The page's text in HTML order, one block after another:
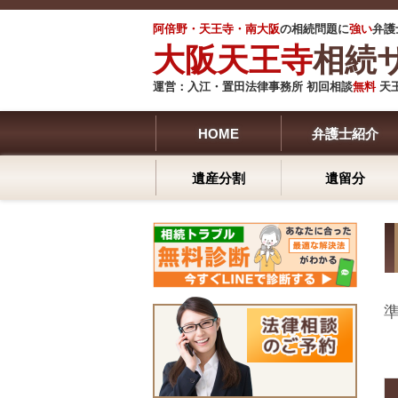
阿倍野・天王寺・南大阪の相続問題に強い弁護
大阪天王寺相続
運営： 入江・ 置田法律事務所 初回相談無料天
HOME 弁護士紹介
遺産分割 遺留分